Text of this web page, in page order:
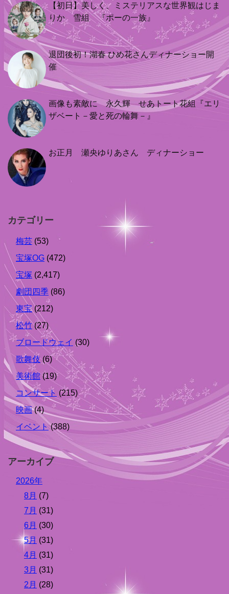
【初日】美しく、ミステリアスな世界観はじま
りか 雪組 『ポーの一族』
退団後初！湖春 ひめ花さんディナーショー開
催
画像も素敵に 永久輝 せあトート花組『エリ
ザベート－愛と死の輪舞－』
お正月 瀬央ゆりあさん ディナーショー
カテゴリー
梅芸 (53)
宝塚OG (472)
宝塚 (2,417)
劇団四季 (86)
東宝(212)
松竹(27)
ブロードウェイ (30)
歌舞伎(6)
美術館(19)
コンサート (215)
映画(4)
イベント(388)
アーカイブ
2026年
8月 (7)
7月 (31)
6月 (30)
5月 (31)
4月 (31)
3月 (31)
2月 (28)